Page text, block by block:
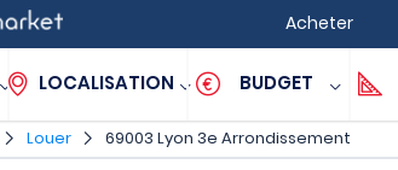
Acheter
LOCALISATION BUDGET
Louer 69003 Lyon 3e Arrondissement